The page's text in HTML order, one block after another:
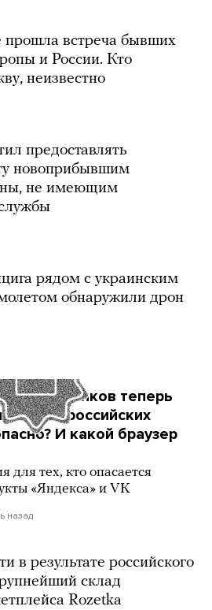
прошла встреча бывших
и России. Кто
неизвестно
предоставлять
новоприбывшим
не имеющим
рядом с украинским
обнаружили дрон
банков теперь
в российских
И какой браузер
для тех, кто опасается
«Яндекса» и VK
назад
в результате российского
склад
Rozetka